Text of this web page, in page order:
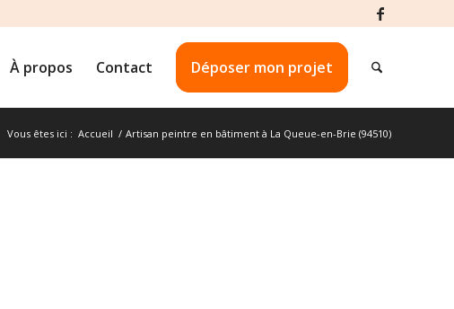
À propos Contact Déposer mon projet
Vous êtes ici : Accueil / Artisan peintre en bâtiment à La Queue-en-Brie (94510)